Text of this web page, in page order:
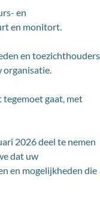
en
en monitort.
en toezichthouders
gaat, met
2026 deel te nemen
dat uw
en mogelijkheden die